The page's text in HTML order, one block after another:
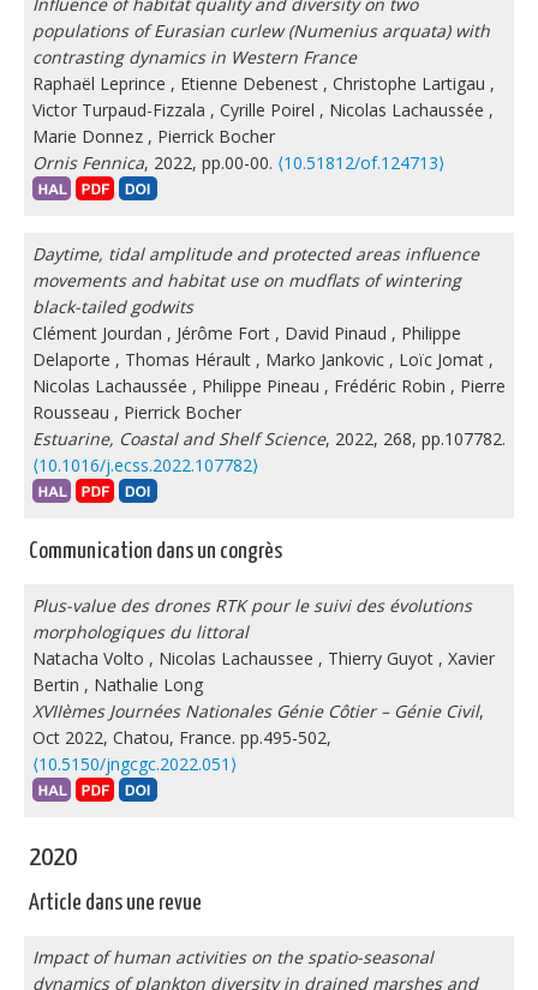
populations of Eurasian curlew (Numenius arquata) with
contrasting dynamics in Western France
Raphaël Leprince , Etienne Debenest , Christophe Lartigau ,
Victor Turpaud-Fizzala , Cyrille Poirel , Nicolas Lachaussée ,
Marie Donnez , Pierrick Bocher
Ornis Fennica, 2022, pp.00-00. ⟨10.51812/of.124713⟩
Daytime, tidal amplitude and protected areas influence
movements and habitat use on mudflats of wintering
black-tailed godwits
Clément Jourdan , Jérôme Fort , David Pinaud , Philippe
Delaporte , Thomas Hérault , Marko Jankovic , Loïc Jomat ,
Nicolas Lachaussée , Philippe Pineau , Frédéric Robin , Pierre
Rousseau , Pierrick Bocher
Estuarine, Coastal and Shelf Science, 2022, 268, pp.107782.
⟨10.1016/j.ecss.2022.107782⟩
Communication dans un congrès
Plus-value des drones RTK pour le suivi des évolutions
morphologiques du littoral
Natacha Volto , Nicolas Lachaussee , Thierry Guyot , Xavier
Bertin , Nathalie Long
XVIIèmes Journées Nationales Génie Côtier – Génie Civil,
Oct 2022, Chatou, France. pp.495-502,
⟨10.5150/jngcgc.2022.051⟩
2020
Article dans une revue
Impact of human activities on the spatio-seasonal
dynamics of plankton diversity in drained marshes and